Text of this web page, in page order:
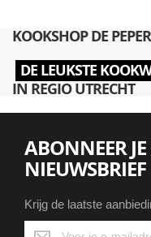
KOOKSHOP DE
DE LEUKSTE
IN REGIO UTRECHT
ABONNEER
NIEUWSBRIEF
Krijg de laatste
Krijg